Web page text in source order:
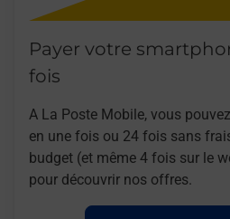
Payer votre
fois
A La Poste Mobile, vous
en une fois ou 24 fois sans
budget (et même 4 fois sur le
pour découvrir nos offres.